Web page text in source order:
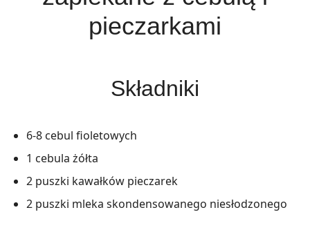
pieczarkami
Składniki
6-8 cebul fioletowych
1 cebula żółta
2 puszki kawałków pieczarek
2 puszki mleka skondensowanego niesłodzonego